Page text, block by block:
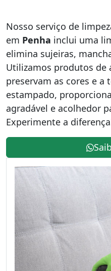
Nosso serviço de
em Penha inclui uma
elimina sujeiras,
Utilizamos produtos de
preservam as cores e a
estampado,
agradável e acolhedor
Experimente a